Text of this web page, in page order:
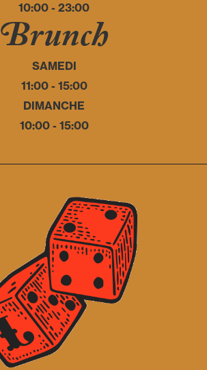
10:00 - 23:00
Brunch
SAMEDI
11:00 - 15:00
DIMANCHE
10:00 - 15:00